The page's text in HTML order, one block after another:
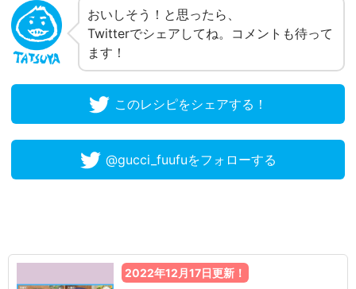
おいしそう！と思ったら、
Twitterでシェアしてね。コメントも待って
ます！
このレシピをシェアする！
@gucci_fuufuをフォローする
2022年12月17日更新！